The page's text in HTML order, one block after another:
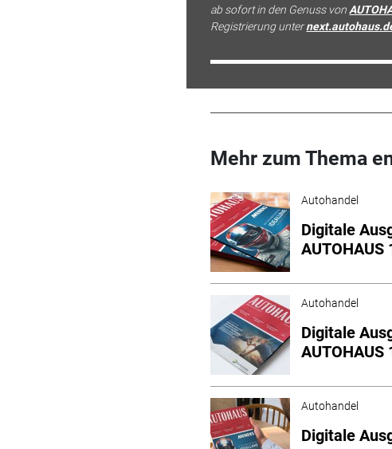
ab sofort in den Genuss von
Registrierung unter
Mehr zum Thema
Autohandel
Digitale
AUTOHAUS
Autohandel
Digitale
AUTOHAUS
Autohandel
Digitale